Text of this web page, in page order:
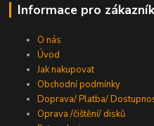
Informace pro
O nás
Úvod
Jak nakupovat
Obchodní podmínky
Doprava/ Platba/
Oprava /čištění/ disků